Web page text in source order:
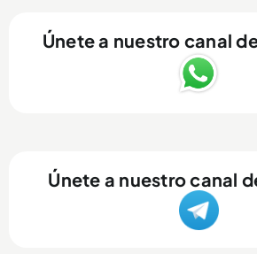
Únete a nuestro canal
Únete a nuestro canal